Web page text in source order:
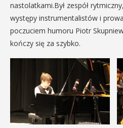
nastolatkami.Był zespół
występy instrumentalistów i
poczuciem humoru Piotr
kończy się za szybko.